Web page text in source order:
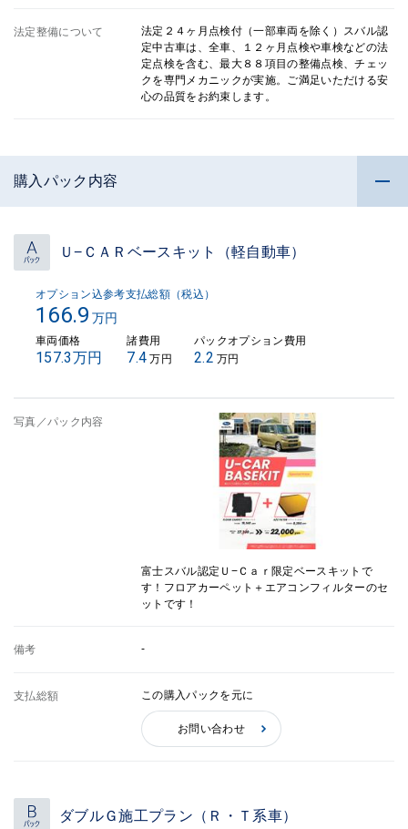
法定整備について
法定２４ヶ月点検付（一部車両を除く）スバル認
定中古車は、全車、１２ヶ月点検や車検などの法
定点検を含む、最大８８項目の整備点検、チェッ
クを専門メカニックが実施。ご満足いただける安
心の品質をお約束します。
購入パック内容
Ｕ−ＣＡＲベースキット（軽自動車）
オプション込参考支払総額（税込）
166.9 万円
車両価格
157.3万円
諸費用
7.4 万円
パックオプション費用
2.2 万円
写真／パック内容
富士スバル認定Ｕ−Ｃａｒ限定ベースキットで
す！フロアカーペット＋エアコンフィルターのセ
ットです！
備考 -
支払総額 この購入パックを元に
お問い合わせ
ダブルＧ施工プラン（Ｒ・Ｔ系車）